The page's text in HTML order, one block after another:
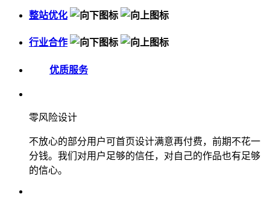
整站优化
行业合作
优质服务
零风险设计
不放心的部分用户可首页设计满意再付费，前期不花一
分钱。我们对用户足够的信任，对自己的作品也有足够
的信心。